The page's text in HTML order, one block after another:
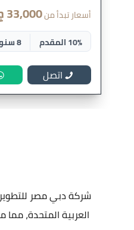
أسعار تبدأ من33,000 ج.م
10% المقدم 8 سنوات تقسيط
اتصل
شركة دبي مصر
العربية المتحدة،